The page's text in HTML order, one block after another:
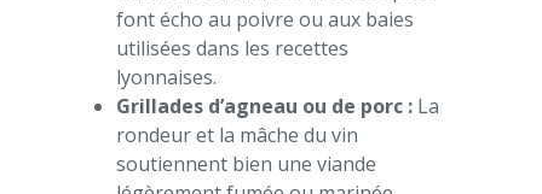
font écho au poivre ou aux baies
utilisées dans les recettes
lyonnaises.
Grillades d’agneau ou de porc : La
rondeur et la mâche du vin
soutiennent bien une viande